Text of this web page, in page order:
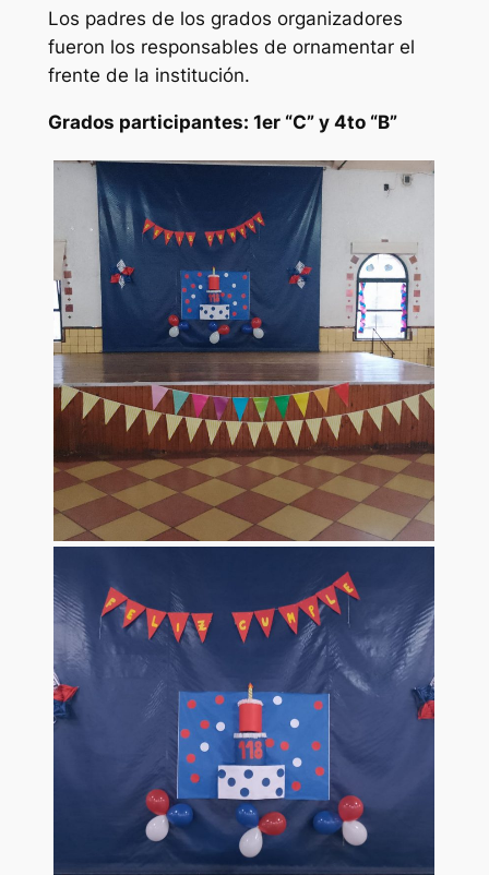
Los padres de los grados organizadores
fueron los responsables de ornamentar el
frente de la institución.
Grados participantes: 1er “C” y 4to “B”